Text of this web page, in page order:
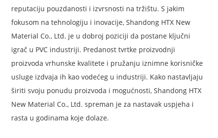
reputaciju pouzdanosti i izvrsnosti na tržištu. S jakim
fokusom na tehnologiju i inovacije, Shandong HTX New
Material Co., Ltd. je u dobroj poziciji da postane ključni
igrač u PVC industriji. Predanost tvrtke proizvodnji
proizvoda vrhunske kvalitete i pružanju iznimne korisničke
usluge izdvaja ih kao vodećeg u industriji. Kako nastavljaju
širiti svoju ponudu proizvoda i mogućnosti, Shandong HTX
New Material Co., Ltd. spreman je za nastavak uspjeha i
rasta u godinama koje dolaze.